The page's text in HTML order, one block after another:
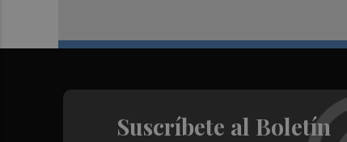
Suscríbete al Boletín